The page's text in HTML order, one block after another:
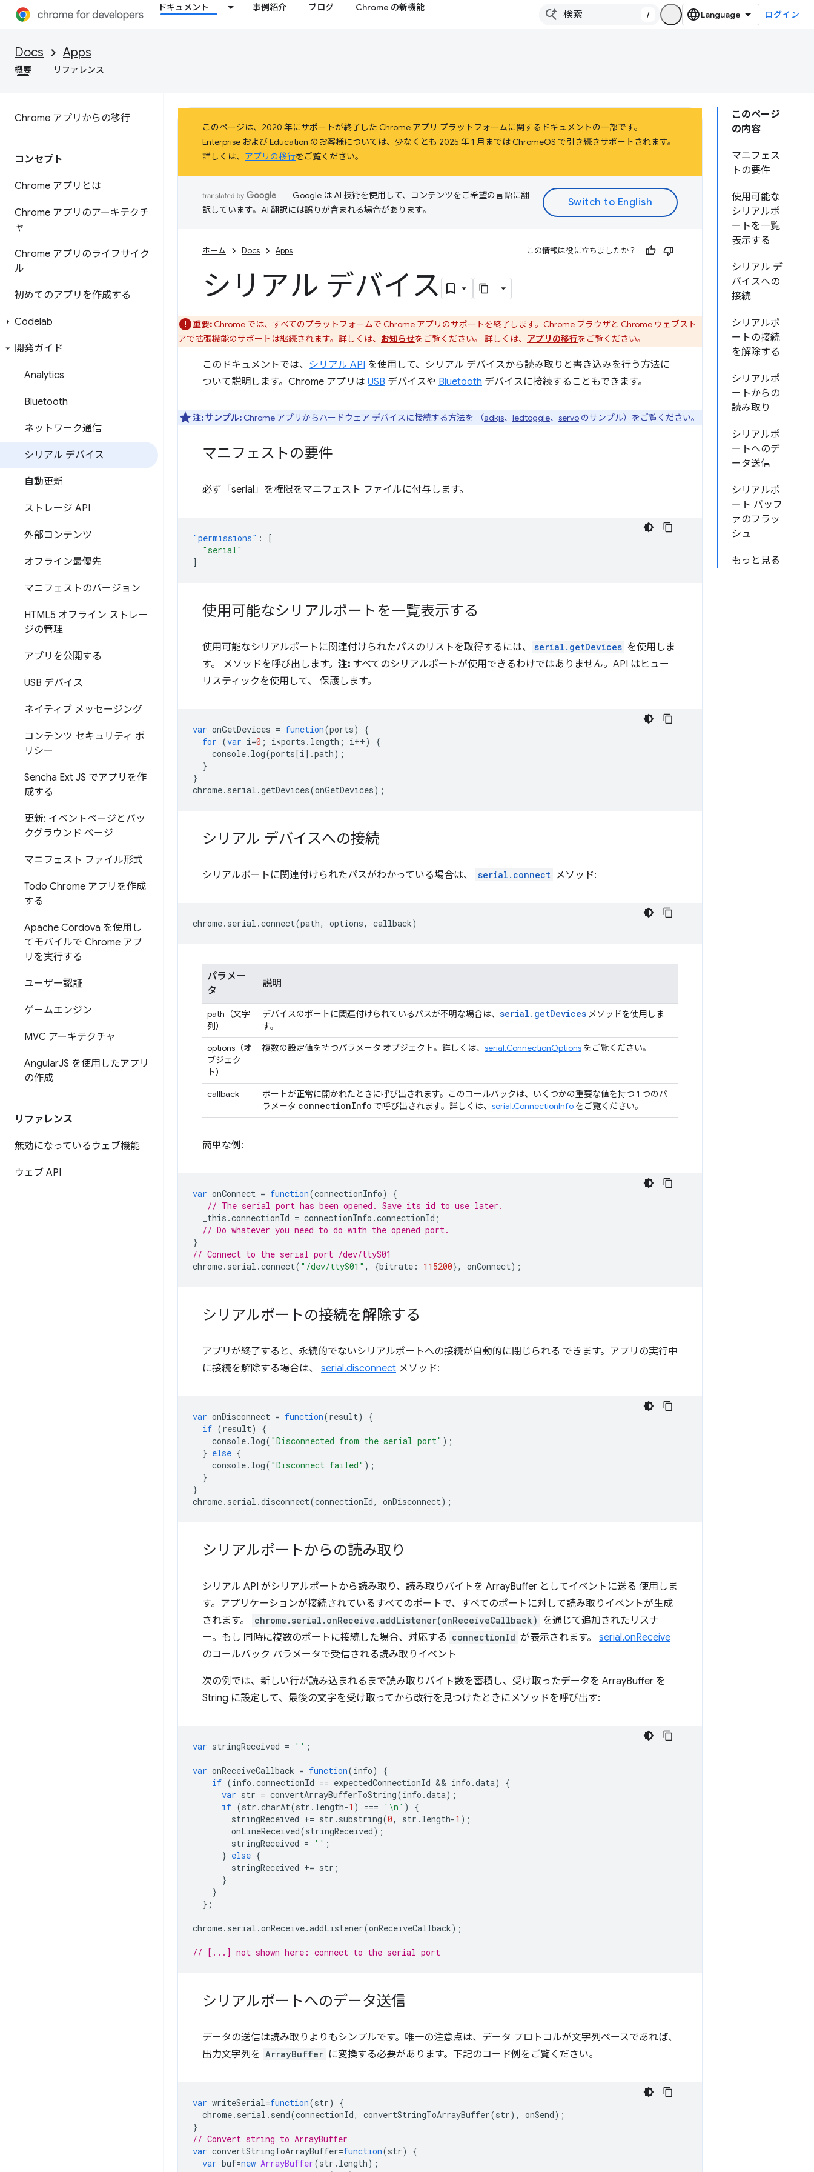
ドキュメント 事例紹介 ブログ Chrome の新機能
/ ログイン
Docs Apps
概要 リファレンス
Chrome アプリからの移行
コンセプト
Chrome アプリとは
Chrome アプリのアーキテクチ
ャ
Chrome アプリのライフサイク
ル
初めてのアプリを作成する
Codelab
開発ガイド
Analytics
Bluetooth
ネットワーク通信
シリアル デバイス
自動更新
ストレージ API
外部コンテンツ
オフライン最優先
マニフェストのバージョン
HTML5 オフライン ストレー
ジの管理
アプリを公開する
USB デバイス
ネイティブ メッセージング
コンテンツ セキュリティ ポ
リシー
Sencha Ext JS でアプリを作
成する
更新: イベントページとバッ
クグラウンド ページ
マニフェスト ファイル形式
Todo Chrome アプリを作成
する
Apache Cordova を使用し
てモバイルで Chrome アプ
リを実行する
ユーザー認証
ゲームエンジン
MVC アーキテクチャ
AngularJS を使用したアプリ
の作成
リファレンス
無効になっているウェブ機能
ウェブ API
このページ
の内容
マニフェス
トの要件
使用可能な
シリアルポ
ートを一覧
表示する
シリアル デ
バイスへの
接続
シリアルポ
ートの接続
を解除する
シリアルポ
ートからの
読み取り
シリアルポ
ートへのデ
ータ送信
シリアルポ
ート バッフ
ァのフラッ
シュ
もっと見る
このページは、2020 年にサポートが終了した Chrome アプリ プラットフォームに関するドキュメントの一部です。
Enterprise および Education のお客様については、少なくとも 2025 年 1 月までは ChromeOS で引き続きサポートされます。
詳しくは、 アプリの移行をご覧ください。
Google は AI 技術を使用して、コンテンツをご希望の言語に翻
訳しています。AI 翻訳には誤りが含まれる場合があります。
ホーム Docs Apps この情報は役に立ちましたか？
シリアル デバイス
重要:Chrome では、すべてのプラットフォームで Chrome アプリのサポートを終了します。Chrome ブラウザと Chrome ウェブスト
アで拡張機能のサポートは継続されます。詳しくは、 お知らせをご覧ください。 詳しくは、 アプリの移行をご覧ください。
このドキュメントでは、 シリアル API を使用して、シリアル デバイスから読み取りと書き込みを行う方法に
ついて説明します。Chrome アプリは USB デバイスや Bluetooth デバイスに接続することもできます。
注:サンプル: Chrome アプリからハードウェア デバイスに接続する方法を （adkjs、 ledtoggle、 servo のサンプル）をご覧ください。
マニフェストの要件
必ず「serial」を権限をマニフェスト ファイルに付与します。
"permissions" :
[
"serial"
]
使用可能なシリアルポートを一覧表示する
使用可能なシリアルポートに関連付けられたパスのリストを取得するには、 serial.getDevices を使用しま
す。 メソッドを呼び出します。 注: すべてのシリアルポートが使用できるわけではありません。API はヒュー
リスティックを使用して、 保護します。
var onGetDevices = function(ports)
{
for (var i=0 ; i<ports . length ; i++)
{
console. log(ports[i].path);
}
}
chrome. serial .getDevices(onGetDevices);
シリアル デバイスへの接続
シリアルポートに関連付けられたパスがわかっている場合は、 serial.connect メソッド:
chrome. serial .connect(path, options, callback)
パラメー
タ
説明
path（文字
列）
デバイスのポートに関連付けられているパスが不明な場合は、 serial.getDevices メソッドを使用しま
す。
options（オ
ブジェク
ト）
複数の設定値を持つパラメータ オブジェクト。詳しくは、 serial.ConnectionOptions をご覧ください。
callback
ポートが正常に開かれたときに呼び出されます。このコールバックは、いくつかの重要な値を持つ 1 つのパ
ラメータ connectionInfo で呼び出されます。詳しくは、 serial.ConnectionInfo をご覧ください。
簡単な例:
var onConnect = function(connectionInfo)
{
// The serial port has been opened. Save its id to use later.
_this .connectionId = connectionInfo .connectionId ;
// Do whatever you need to do with the opened port.
}
// Connect to the serial port /dev/ttyS01
chrome. serial .connect( "/dev/ttyS01" , {bitrate : 115200}, onConnect);
シリアルポートの接続を解除する
アプリが終了すると、永続的でないシリアルポートへの接続が自動的に閉じられる できます。アプリの実行中
に接続を解除する場合は、 serial.disconnect メソッド:
var onDisconnect = function(result)
{
if (result)
{
console. log( "Disconnected from the serial port" );
} else {
console. log( "Disconnect failed" );
}
}
chrome. serial .disconnect(connectionId, onDisconnect);
シリアルポートからの読み取り
シリアル API がシリアルポートから読み取り、読み取りバイトを ArrayBuffer としてイベントに送る 使用しま
す。アプリケーションが接続されているすべてのポートで、すべてのポートに対して読み取りイベントが生成
されます。
chrome.serial.onReceive.addListener(onReceiveCallback) を通じて追加されたリスナ
ー。もし 同時に複数のポートに接続した場合、対応する connectionId が表示されます。 serial.onReceive
のコールバック パラメータで受信される読み取りイベント
次の例では、新しい行が読み込まれるまで読み取りバイト数を蓄積し、受け取ったデータを ArrayBuffer を
String に設定して、最後の文字を受け取ってから改行を見つけたときにメソッドを呼び出す:
var stringReceived = '' ;
var onReceiveCallback = function(info)
{
if (info .connectionId == expectedConnectionId && info .data)
{
var str = convertArrayBufferToString(info .data);
if (str .charAt(str . length-1 ) === '\n' )
{
stringReceived += str . substring(0, str . length-1 );
onLineReceived(stringReceived);
stringReceived = '' ;
} else {
stringReceived += str ;
}
}
};
chrome. serial .onReceive.addListener(onReceiveCallback);
// [...] not shown here: connect to the serial port
シリアルポートへのデータ送信
データの送信は読み取りよりもシンプルです。唯一の注意点は、データ プロトコルが文字列ベースであれば、
出力文字列を ArrayBuffer に変換する必要があります。下記のコード例をご覧ください。
var writeSerial=function(str)
{
chrome. serial . send(connectionId, convertStringToArrayBuffer(str), onSend);
}
// Convert string to ArrayBuffer
var convertStringToArrayBuffer=function(str)
{
var buf=new ArrayBuffer(str . length);